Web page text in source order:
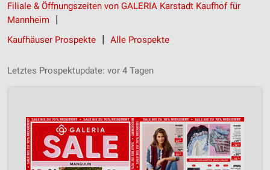
Filiale & Öffnungszeiten von GALERIA Karstadt Kaufhof für
Mannheim
Kaufhäuser Prospekte
Alle Prospekte
Letztes Prospektupdate: vor 4 Tagen